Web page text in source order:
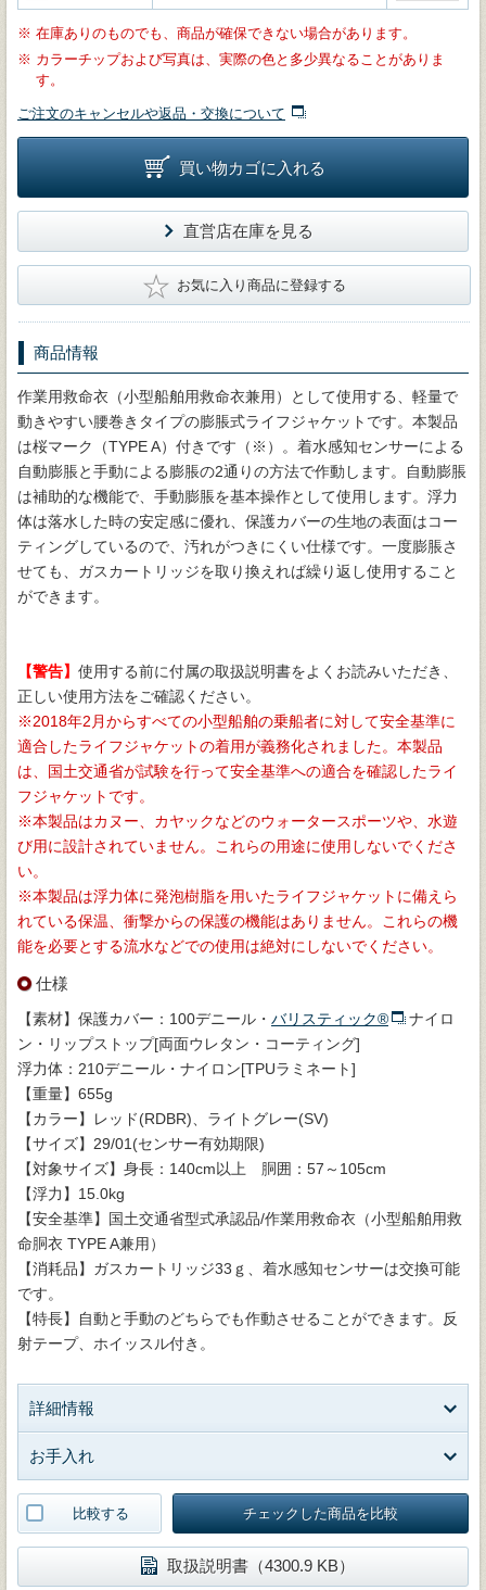
※ 在庫ありのものでも、商品が確保できない場合があります。
※ カラーチップおよび写真は、実際の色と多少異なることがありま
す。
ご注文のキャンセルや返品・交換について
買い物カゴに入れる
直営店在庫を見る
★ お気に入り商品に登録する
商品情報
作業用救命衣（小型船舶用救命衣兼用）として使用する、軽量で
動きやすい腰巻きタイプの膨脹式ライフジャケットです。本製品
は桜マーク（TYPE A）付きです（※）。着水感知センサーによる
自動膨脹と手動による膨脹の2通りの方法で作動します。自動膨脹
は補助的な機能で、手動膨脹を基本操作として使用します。浮力
体は落水した時の安定感に優れ、保護カバーの生地の表面はコー
ティングしているので、汚れがつきにくい仕様です。一度膨脹さ
せても、ガスカートリッジを取り換えれば繰り返し使用すること
ができます。
【警告】 使用する前に付属の取扱説明書をよくお読みいただき、
正しい使用方法をご確認ください。
※2018年2月からすべての小型船舶の乗船者に対して安全基準に
適合したライフジャケットの着用が義務化されました。本製品
は、国土交通省が試験を行って安全基準への適合を確認したライ
フジャケットです。
※本製品はカヌー、カヤックなどのウォータースポーツや、水遊
び用に設計されていません。これらの用途に使用しないでくださ
い。
※本製品は浮力体に発泡樹脂を用いたライフジャケットに備えら
れている保温、衝撃からの保護の機能はありません。これらの機
能を必要とする流水などでの使用は絶対にしないでください。
仕様
【素材】保護カバー：100デニール・ バリスティック®
ナイロ
ン・リップストップ[両面ウレタン・コーティング]
浮力体：210デニール・ナイロン[TPUラミネート]
【重量】655g
【カラー】レッド(RDBR)、ライトグレー(SV)
【サイズ】29/01(センサー有効期限)
【対象サイズ】身長：140cm以上 胴囲：57～105cm
【浮力】15.0kg
【安全基準】国土交通省型式承認品/作業用救命衣（小型船舶用救
命胴衣 TYPE A兼用）
【消耗品】ガスカートリッジ33ｇ、着水感知センサーは交換可能
です。
【特長】自動と手動のどちらでも作動させることができます。反
射テープ、ホイッスル付き。
詳細情報
お手入れ
比較する チェックした商品を比較
取扱説明書（4300.9 KB）